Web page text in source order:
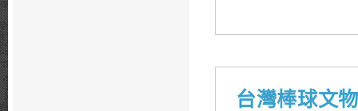
台灣棒球文